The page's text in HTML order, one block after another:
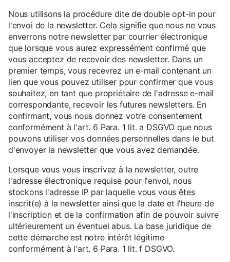
Nous utilisons la procédure dite de double opt-in pour
l'envoi de la newsletter. Cela signifie que nous ne vous
enverrons notre newsletter par courrier électronique
que lorsque vous aurez expressément confirmé que
vous acceptez de recevoir des newsletter. Dans un
premier temps, vous recevrez un e-mail contenant un
lien que vous pouvez utiliser pour confirmer que vous
souhaitez, en tant que propriétaire de l'adresse e-mail
correspondante, recevoir les futures newsletters. En
confirmant, vous nous donnez votre consentement
conformément à l'art. 6 Para. 1 lit. a DSGVO que nous
pouvons utiliser vos données personnelles dans le but
d'envoyer la newsletter que vous avez demandée.
Lorsque vous vous inscrivez à la newsletter, outre
l'adresse électronique requise pour l'envoi, nous
stockons l'adresse IP par laquelle vous vous êtes
inscrit(e) à la newsletter ainsi que la date et l'heure de
l'inscription et de la confirmation afin de pouvoir suivre
ultérieurement un éventuel abus. La base juridique de
cette démarche est notre intérêt légitime
conformément à l'art. 6 Para. 1 lit. f DSGVO.